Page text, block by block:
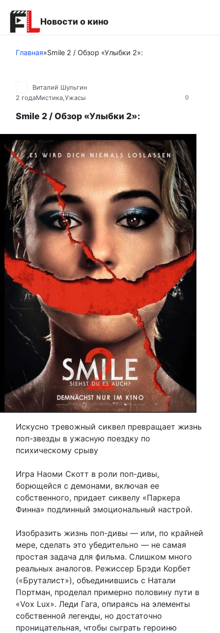
контенту
Новости о кино
Главная»Smile 2 / Обзор «Улыбки 2»:
0
Виталий Шульгин
2 годаМистика,Ужасы
Smile 2 / Обзор «Улыбки 2»:
Искусно тревожный сиквел превращает жизнь
поп-звезды в ужасную поездку по
психическому срыву
Игра Наоми Скотт в роли поп-дивы,
борющейся с демонами, включая ее
собственного, придает сиквелу «Паркера
Финна» подлинный эмоциональный настрой.
Изобразить жизнь поп-дивы — или, по крайней
мере, сделать это убедительно — не самая
простая задача для фильма. Слишком много
реальных аналогов. Режиссер Брэди Корбет
(«Бруталист»), объединившись с Натали
Портман, проделал примерно половину пути в
«Vox Lux». Леди Гага, опираясь на элементы
собственной легенды, но достаточно
проницательная, чтобы сыграть героиню